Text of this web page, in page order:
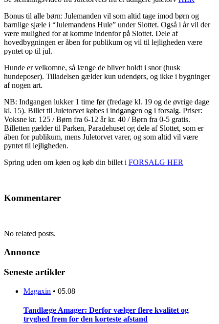
Bonus til alle børn: Julemanden vil som altid tage imod børn og
barnlige sjæle i “Julemandens Hule” under Slottet. Også i år vil der
være mulighed for at komme indenfor på Slottet. Dele af
hovedbygningen er åben for publikum og vil til lejligheden være
pyntet op til jul.
Hunde er velkomne, så længe de bliver holdt i snor (husk
hundeposer). Tilladelsen gælder kun udendørs, og ikke i bygninger
af nogen art.
NB: Indgangen lukker 1 time før (fredage kl. 19 og de øvrige dage
kl. 15). Billet til Juletorvet købes i indgangen og i forsalg. Priser:
Voksne kr. 125 / Børn fra 6-12 år kr. 40 / Børn fra 0-5 gratis.
Billetten gælder til Parken, Paradehuset og dele af Slottet, som er
åben for publikum, mens Juletorvet varer, og som altid vil være
pyntet til lejligheden.
Spring uden om køen og køb din billet i FORSALG HER
Kommentarer
No related posts.
Annonce
Seneste artikler
Magaxin • 05.08
Tandlæge Amager: Derfor vælger flere kvalitet og
tryghed frem for den korteste afstand